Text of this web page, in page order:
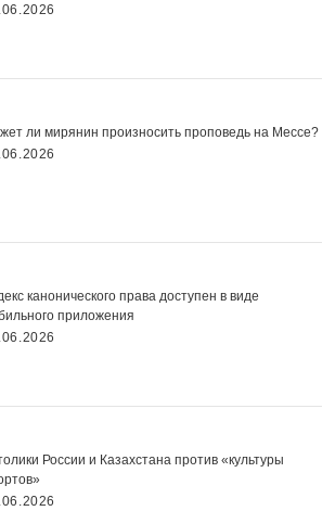
ли мирянин произносить проповедь на Мессе?
канонического права доступен в виде
приложения
России и Казахстана против «культуры